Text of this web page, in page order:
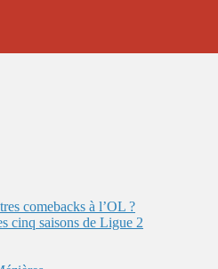
comebacks à l’OL ?
cinq saisons de Ligue 2